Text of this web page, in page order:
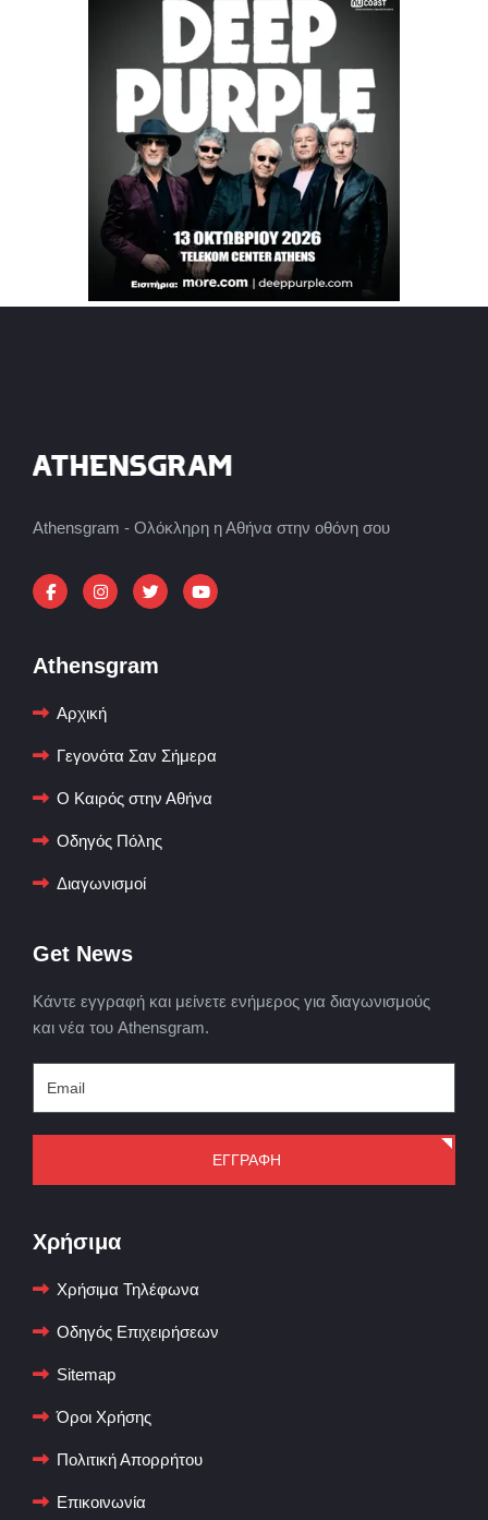
Athensgram - Ολόκληρη η Αθήνα στην οθόνη σου
Athensgram
Αρχική
Γεγονότα Σαν Σήμερα
Ο Καιρός στην Αθήνα
Οδηγός Πόλης
Διαγωνισμοί
Get News
Κάντε εγγραφή και μείνετε ενήμερος για διαγωνισμούς
και νέα του Athensgram.
ΕΓΓΡΑΦΗ
Χρήσιμα
Χρήσιμα Τηλέφωνα
Οδηγός Επιχειρήσεων
Sitemap
Όροι Χρήσης
Πολιτική Απορρήτου
Επικοινωνία